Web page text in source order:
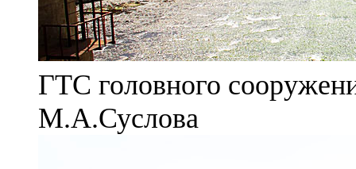
ГТС головного
М.А.Суслова